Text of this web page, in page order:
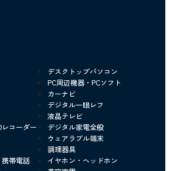
デスクトップパソコン
PC周辺機器・PCソフト
カーナビ
デジタル一眼レフ
液晶テレビ
コーダー
デジタル家電全般
ウェアラブル端末
調理器具
帯電話
イヤホン・ヘッドホン